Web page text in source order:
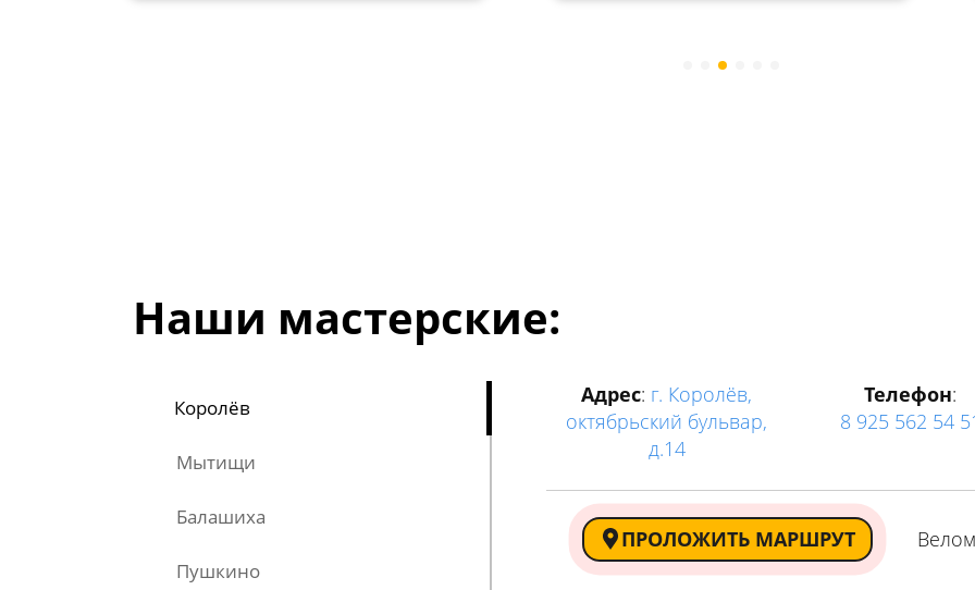
Наши мастерские:
Адрес: г. Королёв,
октябрьский бульвар,
д.14
Телефон:
8 925 562 54
ПРОЛОЖИТЬ МАРШРУТ
Королёв
Мытищи
Балашиха
Пушкино